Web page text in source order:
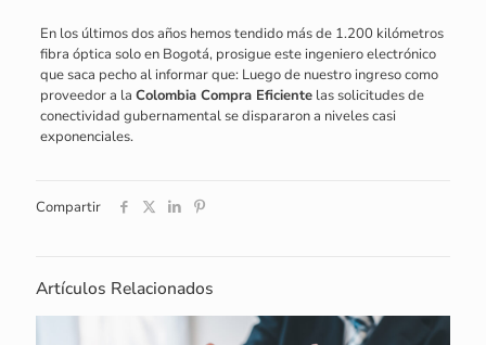
En los últimos dos años hemos tendido más de 1.200 kilómetros
fibra óptica solo en Bogotá, prosigue este ingeniero electrónico
que saca pecho al informar que: Luego de nuestro ingreso como
proveedor a la Colombia Compra Eficientelas solicitudes de
conectividad gubernamental se dispararon a niveles casi
exponenciales.
Compartir
Artículos Relacionados